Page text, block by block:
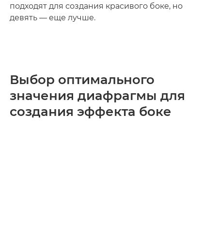
подходят для создания красивого боке, но
девять — еще лучше.
Выбор оптимального
значения диафрагмы для
создания эффекта боке